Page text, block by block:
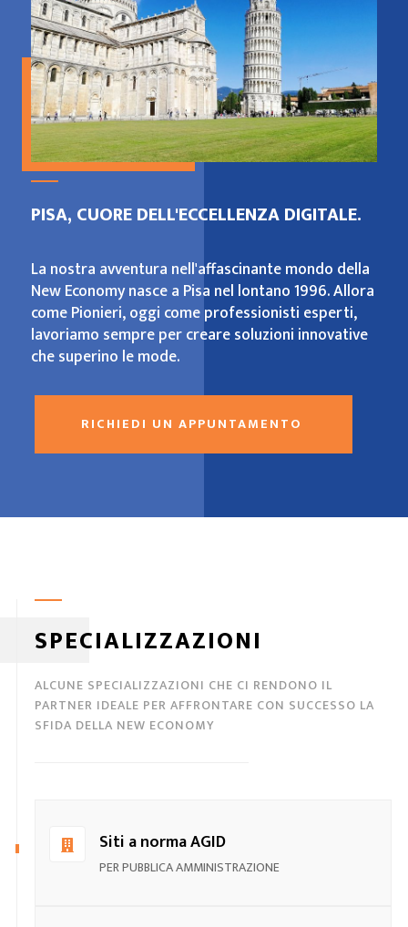
PISA, CUORE DELL'ECCELLENZA DIGITALE.
La nostra avventura nell'affascinante mondo della
New Economy nasce a Pisa nel lontano 1996. Allora
come Pionieri, oggi come professionisti esperti,
lavoriamo sempre per creare soluzioni innovative
che superino le mode.
RICHIEDI UN APPUNTAMENTO
SPECIALIZZAZIONI
ALCUNE SPECIALIZZAZIONI CHE CI RENDONO IL
PARTNER IDEALE PER AFFRONTARE CON SUCCESSO LA
SFIDA DELLA NEW ECONOMY
Siti a norma AGID
PER PUBBLICA AMMINISTRAZIONE